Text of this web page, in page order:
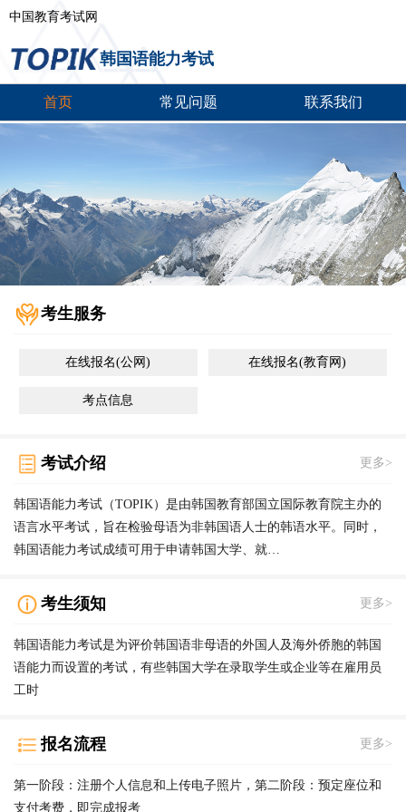
中国教育考试网
韩国语能力考试
首页 常见问题 联系我们
考生服务
在线报名(公网) 在线报名(教育网)
考点信息
考试介绍 更多>
韩国语能力考试（TOPIK）是由韩国教育部国立国际教育院主办的
语言水平考试，旨在检验母语为非韩国语人士的韩语水平。同时，
韩国语能力考试成绩可用于申请韩国大学、就…
考生须知 更多>
韩国语能力考试是为评价韩国语非母语的外国人及海外侨胞的韩国
语能力而设置的考试，有些韩国大学在录取学生或企业等在雇用员
工时
报名流程 更多>
第一阶段：注册个人信息和上传电子照片，第二阶段：预定座位和
支付考费，即完成报考